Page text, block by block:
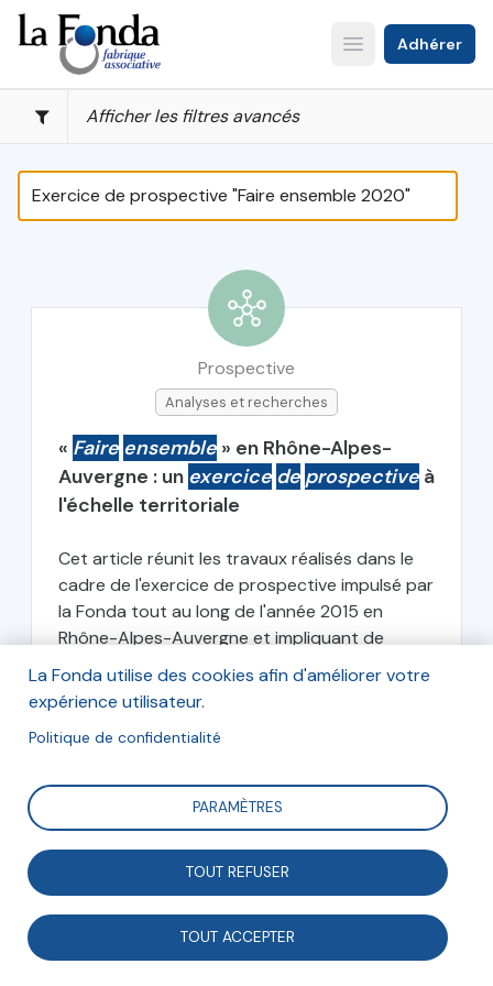
Aller
au
contenu
principal
Open main menu
Adhérer
Afficher les filtres avancés
Prospective
Analyses et recherches
« Faire ensemble » en Rhône-Alpes-
Auvergne : un exercice de prospective à
l'échelle territoriale
Cet article réunit les travaux réalisés dans le
cadre de l'exercice de prospective impulsé par
la Fonda tout au long de l'année 2015 en
Rhône-Alpes-Auvergne et impliquant de
nombreux acteurs associatifs de la région.
La Fonda
décembre 2015
La Fonda utilise des cookies afin d'améliorer votre
expérience utilisateur.
Politique de confidentialité
PARAMÈTRES
TOUT REFUSER
TOUT ACCEPTER